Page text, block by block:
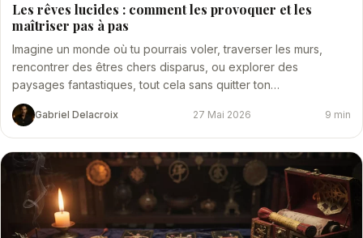
Les rêves lucides : comment les provoquer et les
maîtriser pas à pas
Imagine un monde où tu pourrais voler, traverser les murs,
rencontrer des êtres chers disparus, ou explorer des
paysages fantastiques, tout cela sans quitter ton…
Gabriel Delacroix 27 Mai 2026 9 min